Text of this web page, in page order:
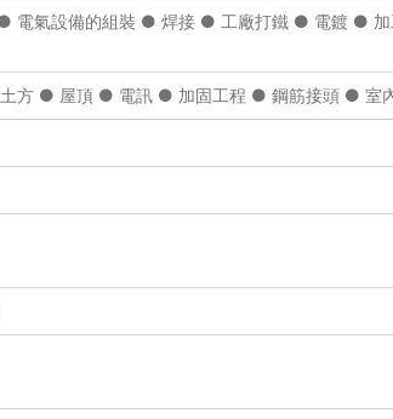
氣設備的組裝 ● 焊接 ● 工廠打鐵 ● 電鍍 ●
方 ● 屋頂 ● 電訊 ● 加固工程 ● 鋼筋接頭 ● 室